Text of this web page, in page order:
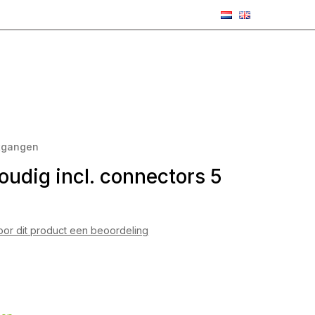
incl. connectors 5
dit product een beoordeling